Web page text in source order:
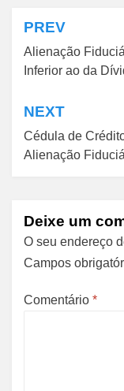
Navegação
de
PREV
Alienação
Inferior ao da
NEXT
Cédula de
Alienação
Deixe um
O seu endereço
Campos
Comentário *